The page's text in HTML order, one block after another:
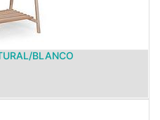
BLANCO